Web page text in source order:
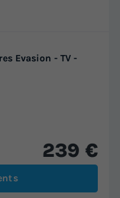
Evasion - TV -
239 €